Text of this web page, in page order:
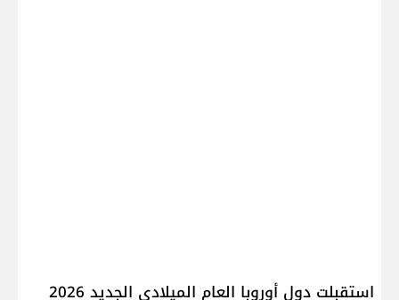
استقبلت دول أوروبا العام الميلادي الجديد 2026